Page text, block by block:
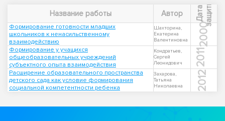
Название работы Автор Д
а
т
а
з
а
щ
и
т ы
Формирование готовности младших
школьников к ненасильственному
взаимодействию
Шахторина,
Екатерина
Валентиновна
2000
Формирование у учащихся
общеобразовательных учреждений
субъектного опыта взаимодействия
Кондратьев,
Сергей
Леонидович
2011
Расширение образовательного пространства
детского сада как условие формирования
социальной компетентности ребенка
Захарова,
Татьяна
Николаевна
2012